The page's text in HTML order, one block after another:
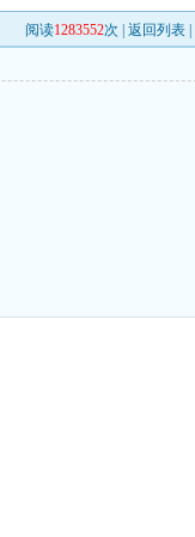
阅读1283552次 |返回列表